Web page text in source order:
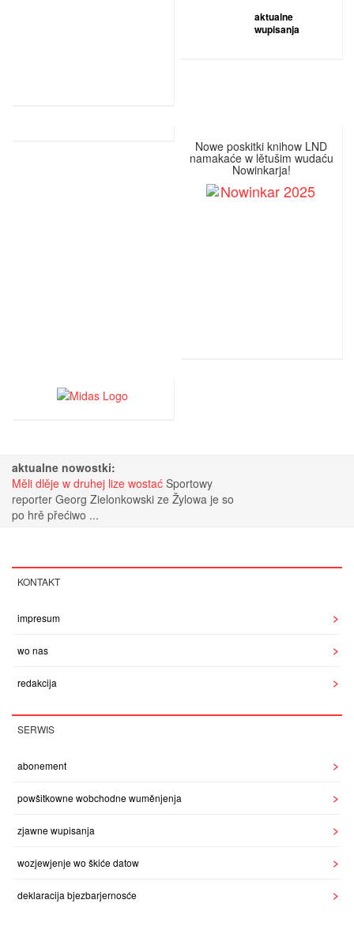
aktualne
wupisanja
Nowe poskitki knihow LND
namakaće w lětušim wudaću
Nowinkarja!
aktualne nowostki:
Měli dlěje w druhej lize wostać Sportowy
reporter Georg Zielonkowski ze Žylowa je so
po hrě přećiwo ...
KONTAKT
impresum
wo nas
redakcija
SERWIS
abonement
powšitkowne wobchodne wuměnjenja
zjawne wupisanja
wozjewjenje wo škiće datow
deklaracija bjezbarjernosće